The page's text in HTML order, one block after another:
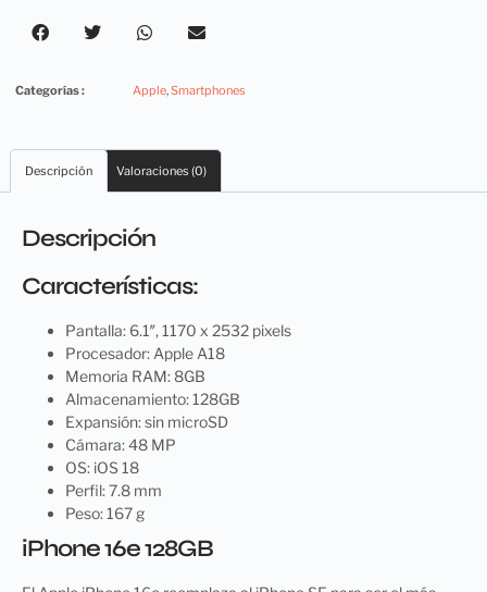
Categorías : Apple,Smartphones
Descripción Valoraciones (0)
Descripción
Características:
Pantalla: 6.1″, 1170 x 2532 pixels
Procesador: Apple A18
Memoria RAM: 8GB
Almacenamiento: 128GB
Expansión: sin microSD
Cámara: 48 MP
OS: iOS 18
Perfil: 7.8 mm
Peso: 167 g
iPhone 16e 128GB